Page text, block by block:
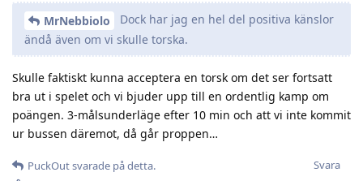
MrNebbiolo
Dock har jag en hel del positiva känslor
ändå även om vi skulle torska.
Skulle faktiskt kunna acceptera en torsk om det ser fortsatt
bra ut i spelet och vi bjuder upp till en ordentlig kamp om
poängen. 3-målsunderläge efter 10 min och att vi inte kommit
ur bussen däremot, då går proppen…
Svara
PuckOutsvarade på detta.